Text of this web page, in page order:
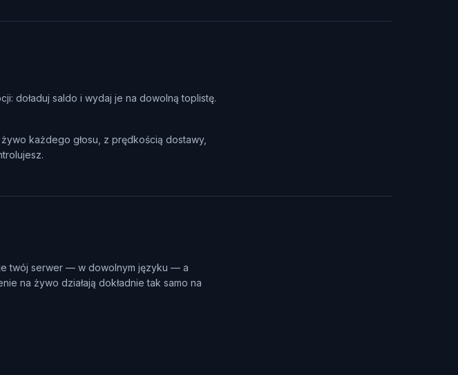
doładuj saldo i wydaj je na dowolną toplistę.
każdego głosu, z prędkością dostawy,
twój serwer — w dowolnym języku — a
na żywo działają dokładnie tak samo na